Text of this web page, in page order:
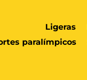
Ligeras
paralímpicos